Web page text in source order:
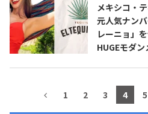
COPYRIGHT © JUAST
メキシコ・
元人気ナン
レーニョ」
HUGEモダ
1 2 3 4 5